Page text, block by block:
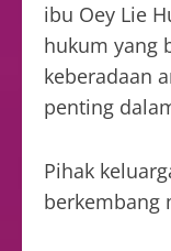
ibu Oey Lie
hukum yang
keberadaan
penting
Pihak
berkembang